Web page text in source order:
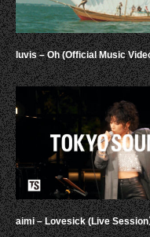
luvis – Oh (Official Music
aimi – Lovesick (Live Session